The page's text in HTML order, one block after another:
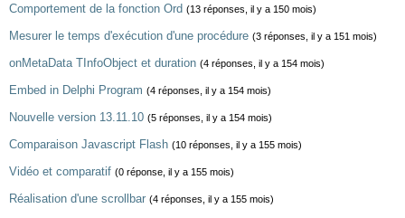
Comportement de la fonction Ord (13 réponses, il y a 150 mois)
Mesurer le temps d'exécution d'une procédure (3 réponses, il y a 151 mois)
onMetaData TInfoObject et duration (4 réponses, il y a 154 mois)
Embed in Delphi Program (4 réponses, il y a 154 mois)
Nouvelle version 13.11.10 (5 réponses, il y a 154 mois)
Comparaison Javascript Flash (10 réponses, il y a 155 mois)
Vidéo et comparatif (0 réponse, il y a 155 mois)
Réalisation d'une scrollbar (4 réponses, il y a 155 mois)